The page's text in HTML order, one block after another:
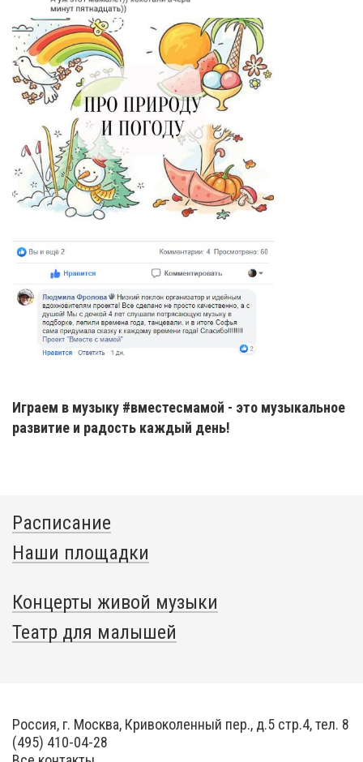
Играем в музыку #вместесмамой - это музыкальное
развитие и радость каждый день!
Расписание
Наши площадки
Концерты живой музыки
Театр для малышей
Россия, г. Москва, Кривоколенный пер., д.5 стр.4, тел. 8
(495) 410-04-28